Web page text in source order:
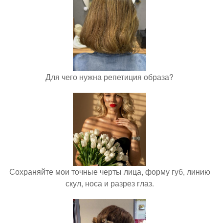
Для чего нужна репетиция образа?
Сохраняйте мои точные черты лица, форму губ, линию
скул, носа и разрез глаз.